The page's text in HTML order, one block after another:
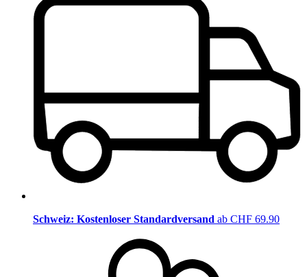
Schweiz: Kostenloser Standardversand ab CHF 69.90